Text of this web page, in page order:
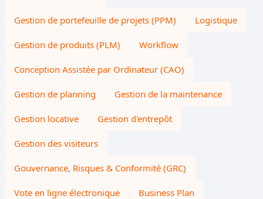
Gestion de portefeuille de projets (PPM) Logistique
Gestion de produits (PLM) Workflow
Conception Assistée par Ordinateur (CAO)
Gestion de planning Gestion de la maintenance
Gestion locative Gestion d'entrepôt
Gestion des visiteurs
Gouvernance, Risques & Conformité (GRC)
Vote en ligne électronique Business Plan